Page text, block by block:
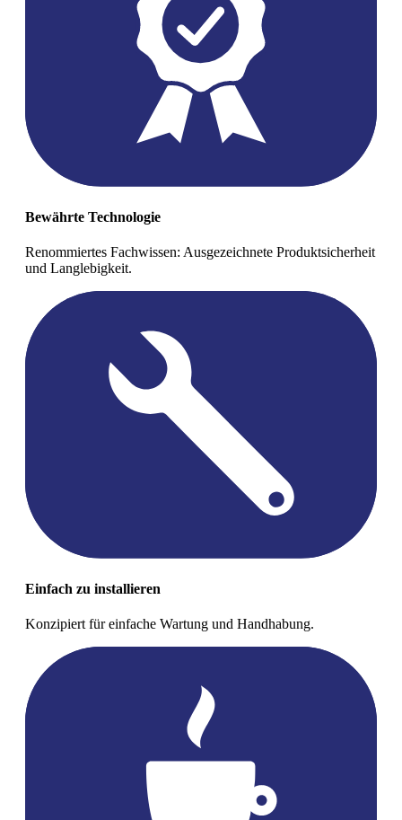
Bewährte Technologie
Renommiertes Fachwissen: Ausgezeichnete Produktsicherheit
und Langlebigkeit.
Einfach zu installieren
Konzipiert für einfache Wartung und Handhabung.